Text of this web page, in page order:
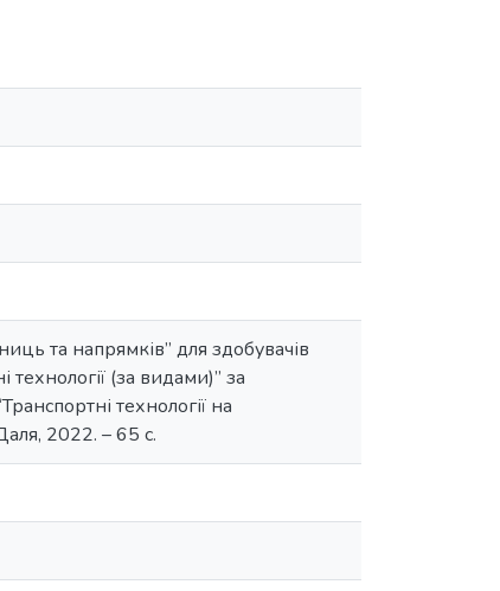
та напрямків” для здобувачів
(за видами)” за
технології на
2022. – 65 с.